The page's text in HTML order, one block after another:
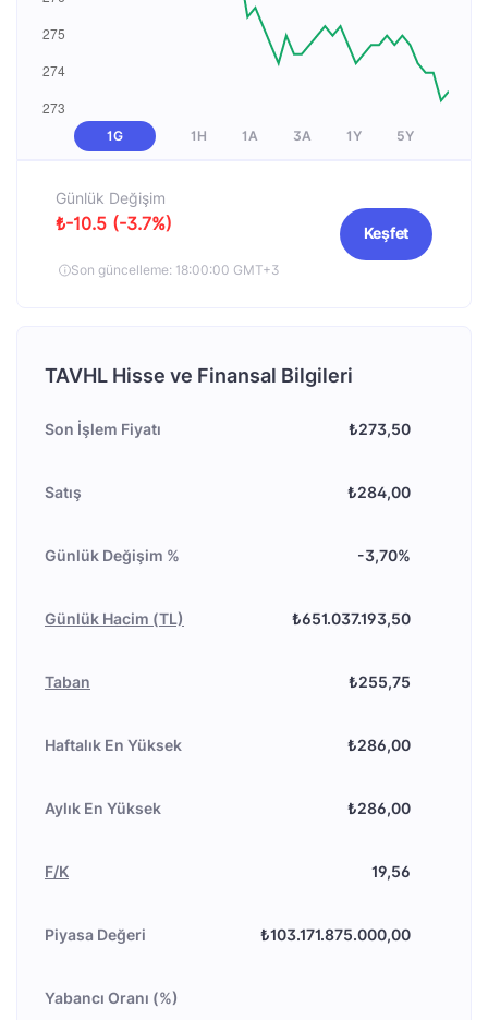
1G 1H 1A 3A 1Y 5Y
Günlük Değişim
₺-10.5 (-3.7%)
Son güncelleme: 18:00:00 GMT+3
Keşfet
TAVHL Hisse ve Finansal Bilgileri
Son İşlem Fiyatı ₺273,50
Satış ₺284,00
Günlük Değişim % -3,70%
Günlük Hacim (TL) ₺651.037.193,50
Taban ₺255,75
Haftalık En Yüksek ₺286,00
Aylık En Yüksek ₺286,00
F/K 19,56
Piyasa Değeri ₺103.171.875.000,00
Yabancı Oranı (%)